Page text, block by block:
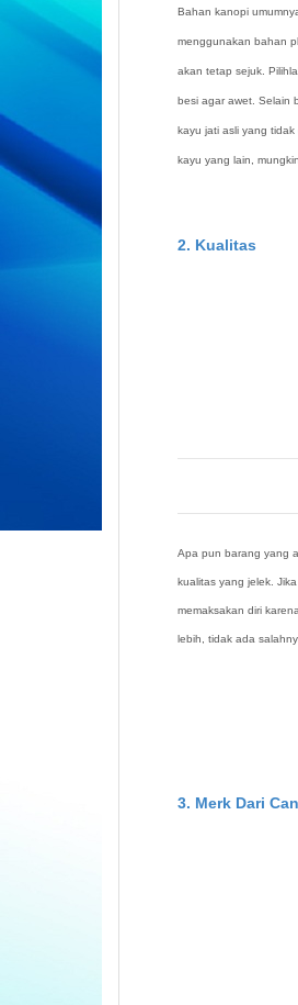
Bahan kanopi
menggunakan bahan
akan tetap sejuk.
besi agar awet. Selain
kayu jati asli yang
kayu yang lain,
2. Kualitas
Apa pun barang yang
kualitas yang jelek.
memaksakan diri
lebih, tidak ada
3. Merk Dari